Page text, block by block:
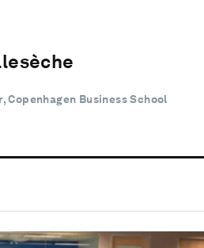
Copenhagen Business School